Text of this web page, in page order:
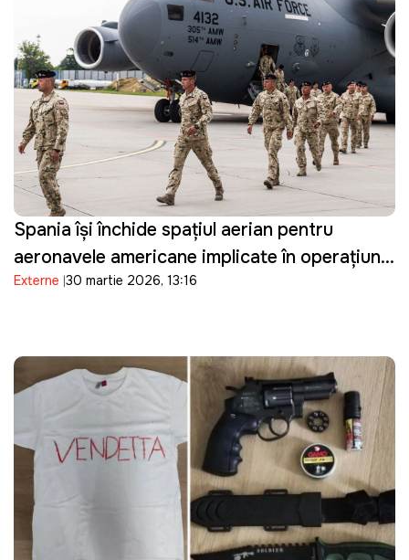
Spania își închide spațiul aerian pentru
aeronavele americane implicate în operațiuni
militare împotriva Iranului și restricționează
Externe 30 martie 2026, 13:16